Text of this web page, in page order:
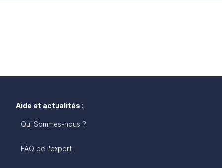
Aide et actualités :
Qui Sommes-nous ?
FAQ de l'export